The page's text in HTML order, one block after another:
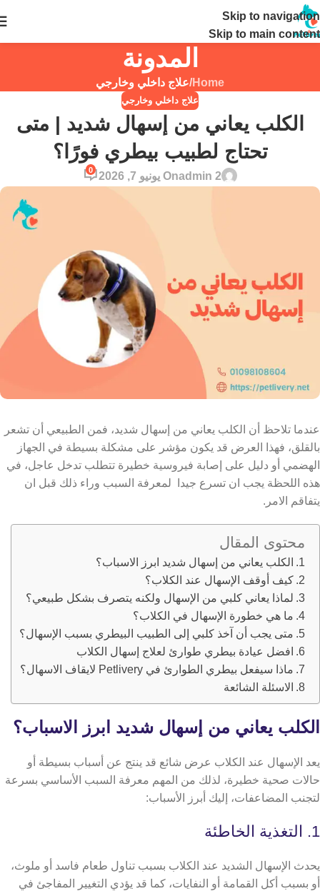
Skip to navigation
Skip to main content
المدونة
Home
/علاج داخلي وخارجي
علاج داخلي وخارجي
الكلب يعاني من إسهال شديد | متى
تحتاج لطبيب بيطري فورًا؟
admin 2On يونيو 7, 2026
0
عندما تلاحظ أن الكلب يعاني من إسهال شديد، فمن الطبيعي أن تشعر
بالقلق، فهذا العرض قد يكون مؤشر على مشكلة بسيطة في الجهاز
الهضمي أو دليل على إصابة فيروسية خطيرة تتطلب تدخل عاجل، في
هذه اللحظة يجب ان تسرع جيدا لمعرفة السبب وراء ذلك قبل ان
يتفاقم الامر.
محتوى المقال
الكلب يعاني من إسهال شديد ابرز الاسباب؟
كيف أوقف الإسهال عند الكلاب؟
لماذا يعاني كلبي من الإسهال ولكنه يتصرف بشكل طبيعي؟
ما هي خطورة الإسهال في الكلاب؟
متى يجب أن آخذ كلبي إلى الطبيب البيطري بسبب الإسهال؟
افضل عيادة بيطري طوارئ لعلاج إسهال الكلاب
ماذا سيفعل بيطري الطوارئ في Petlivery لايقاف الاسهال؟
الاسئلة الشائعة
الكلب يعاني من إسهال شديد ابرز الاسباب؟
يعد الإسهال عند الكلاب عرض شائع قد ينتج عن أسباب بسيطة أو
حالات صحية خطيرة، لذلك من المهم معرفة السبب الأساسي بسرعة
لتجنب المضاعفات، إليك أبرز الأسباب:
1. التغذية الخاطئة
يحدث الإسهال الشديد عند الكلاب بسبب تناول طعام فاسد أو ملوث،
أو بسبب أكل القمامة أو النفايات، كما قد يؤدي التغيير المفاجئ في